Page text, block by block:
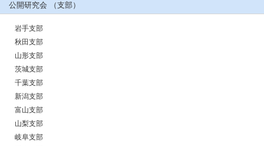
公開研究会 （支部）
岩手支部
秋田支部
山形支部
茨城支部
千葉支部
新潟支部
富山支部
山梨支部
岐阜支部